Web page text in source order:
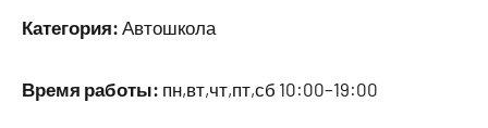
Категория: Автошкола
Время работы: пн,вт,чт,пт,сб 10:00–19:00